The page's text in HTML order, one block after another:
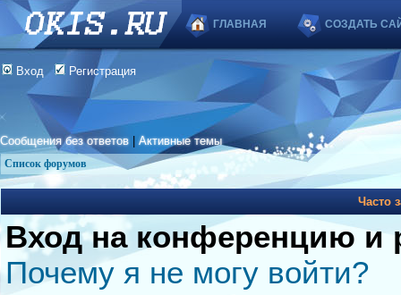
ГЛАВНАЯ СОЗДАТЬ
Вход Регистрация
Сообщения без ответов |Активные темы
Список форумов
Часто
Вход на конференцию и
Почему я не могу войти?